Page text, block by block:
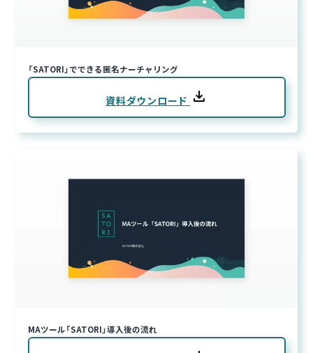
「SATORI」でできる匿名ナーチャリング
資料ダウンロード
MAツール「SATORI」導入後の流れ